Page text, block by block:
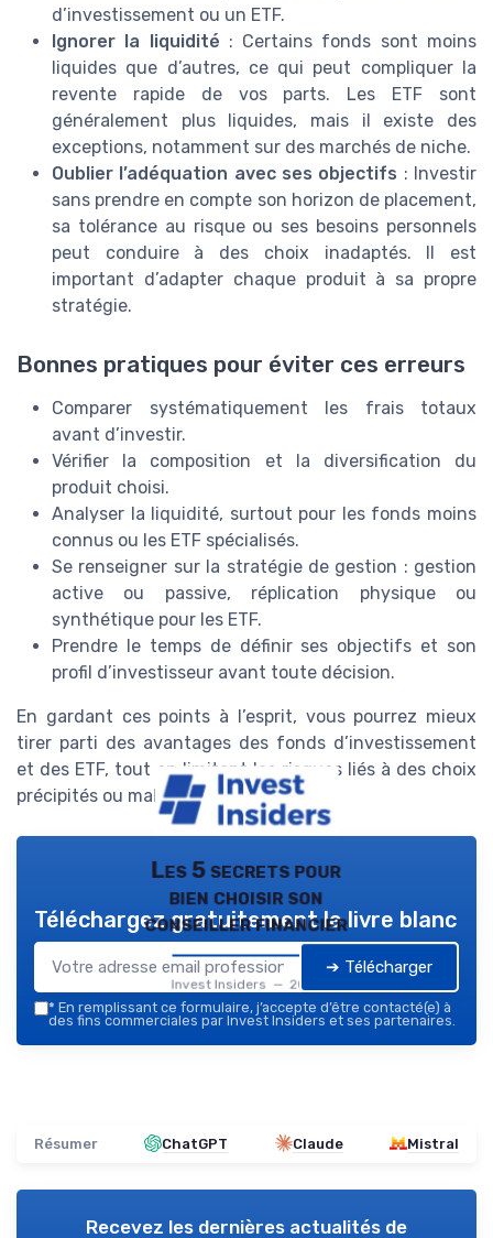
d’investissement ou un ETF.
Ignorer la liquidité : Certains fonds sont moins
liquides que d’autres, ce qui peut compliquer la
revente rapide de vos parts. Les ETF sont
généralement plus liquides, mais il existe des
exceptions, notamment sur des marchés de niche.
Oublier l’adéquation avec ses objectifs : Investir
sans prendre en compte son horizon de placement,
sa tolérance au risque ou ses besoins personnels
peut conduire à des choix inadaptés. Il est
important d’adapter chaque produit à sa propre
stratégie.
Bonnes pratiques pour éviter ces erreurs
Comparer systématiquement les frais totaux
avant d’investir.
Vérifier la composition et la diversification du
produit choisi.
Analyser la liquidité, surtout pour les fonds moins
connus ou les ETF spécialisés.
Se renseigner sur la stratégie de gestion : gestion
active ou passive, réplication physique ou
synthétique pour les ETF.
Prendre le temps de définir ses objectifs et son
profil d’investisseur avant toute décision.
En gardant ces points à l’esprit, vous pourrez mieux
tirer parti des avantages des fonds d’investissement
et des ETF, tout en limitant les risques liés à des choix
précipités ou mal informés.
Les 5 secrets pour
bien choisir son
conseiller financier
Invest Insiders — 2026
Téléchargez gratuitement le livre blanc
➔ Télécharger
* En remplissant ce formulaire, j’accepte d’être contacté(e) à
des fins commerciales par Invest Insiders et ses partenaires.
Résumer ChatGPT Claude Mistral
Recevez les dernières actualités de